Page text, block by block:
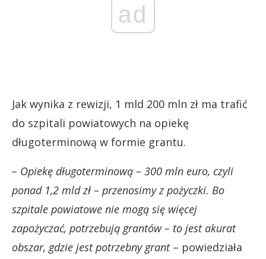
ad
Jak wynika z rewizji, 1 mld 200 mln zł ma trafić
do szpitali powiatowych na opiekę
długoterminową w formie grantu.
– Opiekę długoterminową – 300 mln euro, czyli
ponad 1,2 mld zł – przenosimy z pożyczki. Bo
szpitale powiatowe nie mogą się więcej
zapożyczać, potrzebują grantów – to jest akurat
obszar, gdzie jest potrzebny grant – powiedziała